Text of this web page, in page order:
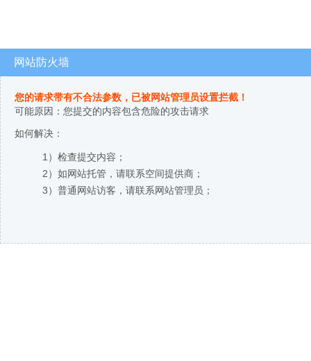
网站防火墙
您的请求带有不合法参数，已被网站管理员设置拦截！
可能原因：您提交的内容包含危险的攻击请求
如何解决：
1）检查提交内容；
2）如网站托管，请联系空间提供商；
3）普通网站访客，请联系网站管理员；